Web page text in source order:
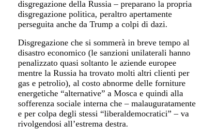
disgregazione della Russia – preparano la propria
disgregazione politica, peraltro apertamente
perseguita anche da Trump a colpi di dazi.
Disgregazione che si sommerà in breve tempo al
disastro economico (le sanzioni unilaterali hanno
penalizzato quasi soltanto le aziende europee
mentre la Russia ha trovato molti altri clienti per
gas e petrolio), al costo abnorme delle forniture
energetiche “alternative” a Mosca e quindi alla
sofferenza sociale interna che – malauguratamente
e per colpa degli stessi “liberaldemocratici” – va
rivolgendosi all’estrema destra.